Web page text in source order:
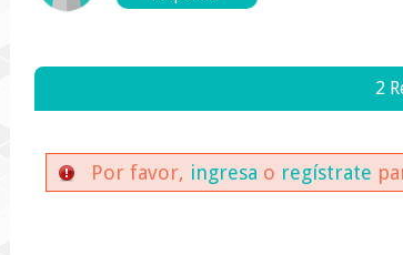
2
Por favor, ingresa o regístrate